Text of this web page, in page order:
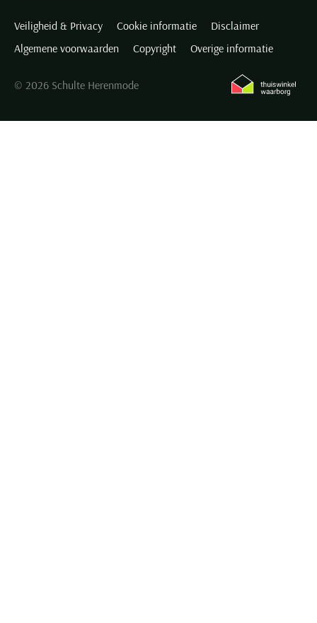
Veiligheid & Privacy Cookie informatie
Disclaimer
Algemene voorwaarden
Copyright Overige informatie
© 2026 Schulte Herenmode